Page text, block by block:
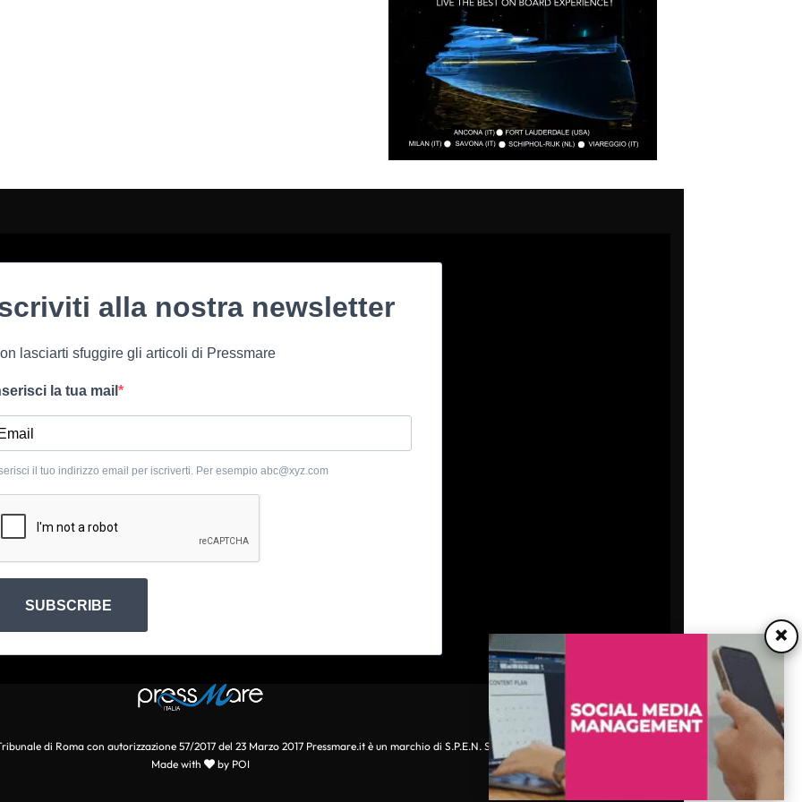
×
alla nostra newsletter
lasciarti sfuggire gli articoli di Pressmare
la tua mail
il tuo indirizzo email per iscriverti. Per esempio abc@xyz.com
SUBSCRIBE
di Roma con autorizzazione 57/2017 del 23 Marzo 2017 Pressmare.it è un marchio di S.P.E.N. Srl - P.IVA 06511641000
Made with
by POI